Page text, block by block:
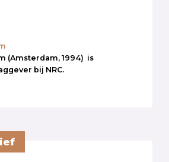
(Amsterdam, 1994) is
bij NRC.